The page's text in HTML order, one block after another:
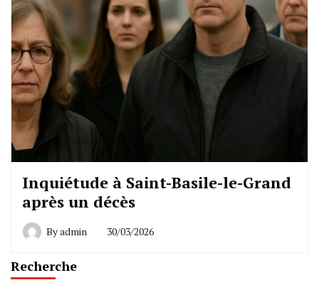
Inquiétude à Saint-Basile-le-Grand
après un décès
Byadmin 30/03/2026
Recherche